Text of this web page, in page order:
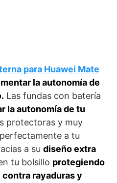
para Huawei Mate
la autonomía de
Las fundas con batería
la autonomía de tu
protectoras y muy
a tu
a su diseño extra
tu bolsillo protegiendo
rayaduras y